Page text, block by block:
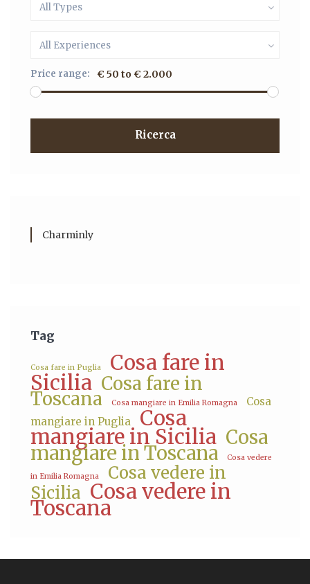
All Types
All Experiences
Price range: € 50 to € 2.000
Ricerca
Charminly
Tag
Cosa fare in Puglia Cosa fare in
Sicilia Cosa fare in
Toscana Cosa mangiare in Emilia Romagna
Cosa
mangiare in Puglia
Cosa
mangiare in Sicilia Cosa
mangiare in Toscana Cosa vedere
in Emilia Romagna
Cosa vedere in
Sicilia Cosa vedere in
Toscana